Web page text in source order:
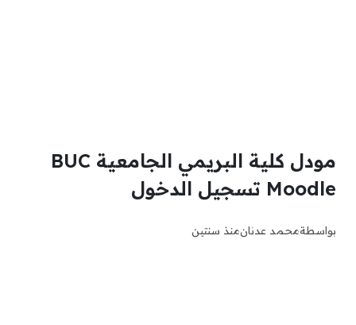
مودل كلية البريمي الجامعية BUC
Moodle تسجيل الدخول
بواسطةمحمد عدنانمنذ سنتين